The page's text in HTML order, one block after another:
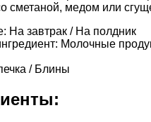
сметаной, медом или
На завтрак / На полдник
Молочные
/ Блины